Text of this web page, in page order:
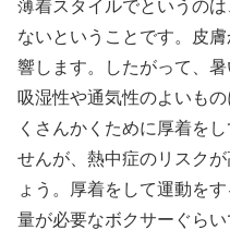
薄着スタイルでというの
ないということです。皮
響します。したがって、
吸湿性や通気性のよいも
くさんかくために厚着を
せんが、熱中症のリスク
ょう。厚着をして運動を
量が必要なボクサーぐら